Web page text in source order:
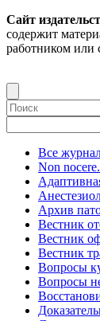
Сайт
содержит
работником или
Все
Non
Архив
Вестник
Вестник
Вестник
Вопросы
Вопросы